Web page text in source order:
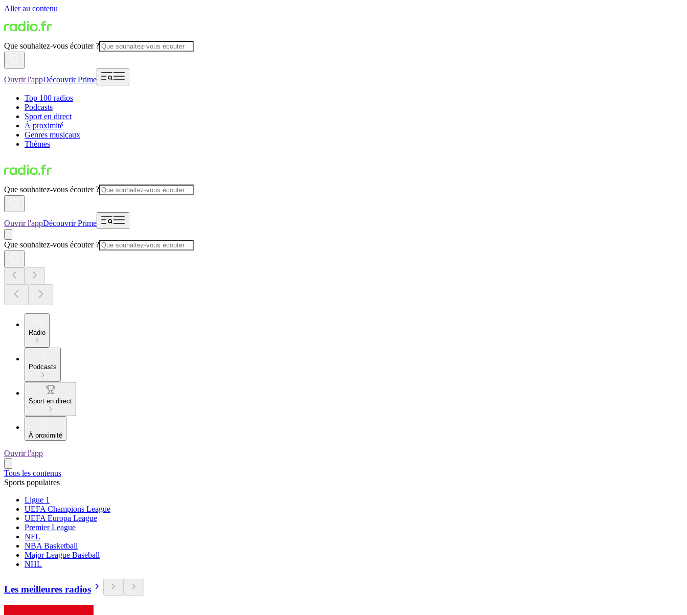
Aller au contenu
Que souhaitez-vous écouter ?
Ouvrir l'appDécouvrir Prime
Top 100 radios
Podcasts
Sport en direct
À proximité
Genres musicaux
Thèmes
Que souhaitez-vous écouter ?
Ouvrir l'appDécouvrir Prime
Que souhaitez-vous écouter ?
Radio
Podcasts
Sport en direct
À proximité
Ouvrir l'app
Tous les contenus
Sports populaires
Ligue 1
UEFA Champions League
UEFA Europa League
Premier League
NFL
NBA Basketball
Major League Baseball
NHL
Les meilleures radios